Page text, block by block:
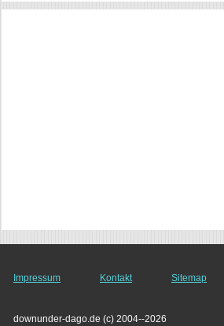
Impressum Kontakt Sitemap
downunder-dago.de (c) 2004--2026